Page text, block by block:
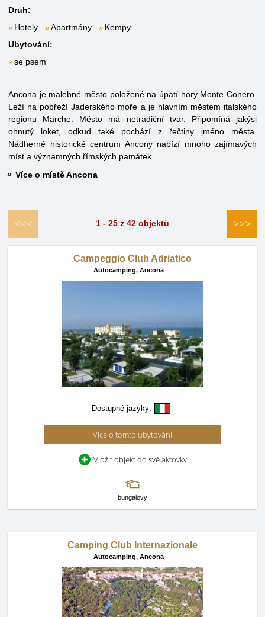
Druh:
Hotely
Apartmány
Kempy
Ubytování:
se psem
Ancona je malebné město položené na úpatí hory Monte Conero.
Leží na pobřeží Jaderského moře a je hlavním městem italského
regionu Marche. Město má netradiční tvar. Připomíná jakýsi
ohnutý loket, odkud také pochází z řečtiny jméno města.
Nádherné historické centrum Ancony nabízí mnoho zajímavých
míst a významných římských památek.
Více o místě Ancona
<<< 1 - 25 z 42 objektů >>>
Campeggio Club Adriatico
Autocamping, Ancona
Dostupné jazyky:
Více o tomto ubytování
Vložit objekt do své aktovky
bungalovy
Camping Club Internazionale
Autocamping, Ancona